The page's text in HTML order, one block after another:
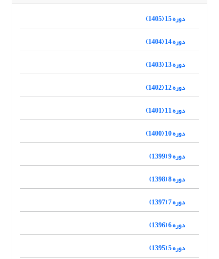
دوره 15 (1405)
دوره 14 (1404)
دوره 13 (1403)
دوره 12 (1402)
دوره 11 (1401)
دوره 10 (1400)
دوره 9 (1399)
دوره 8 (1398)
دوره 7 (1397)
دوره 6 (1396)
دوره 5 (1395)